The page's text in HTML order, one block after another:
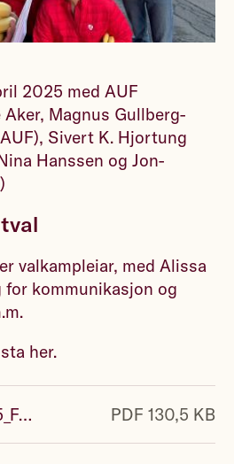
2025 med AUF
Magnus Gullberg-
Sivert K. Hjortung
Hanssen og Jon-
valkampleiar, med Alissa
for kommunikasjon og
her.
Valkamputval_2025_FAP.pdf PDF 130,5 KB